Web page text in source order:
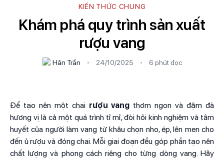
KIẾN THỨC CHUNG
Khám phá quy trình sản xuất
rượu vang
Hân Trần • 24/10/2025 • 6 phútđọc
Để tạo nên một chai rượu vang thơm ngon và đậm đà
hương vị là cả một quá trình tỉ mỉ, đòi hỏi kinh nghiệm và tâm
huyết của người làm vang từ khâu chọn nho, ép, lên men cho
đến ủ rượu và đóng chai. Mỗi giai đoạn đều góp phần tạo nên
chất lượng và phong cách riêng cho từng dòng vang. Hãy